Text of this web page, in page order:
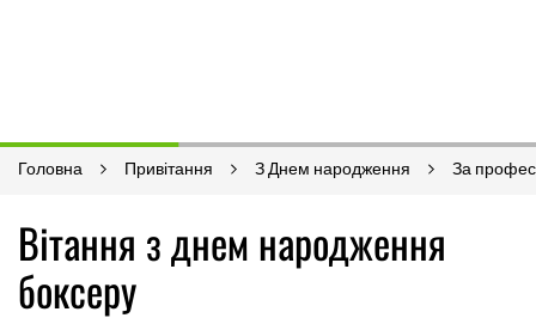
Головна Привітання З Днем народження За
Вітання з днем ​​народження
боксеру